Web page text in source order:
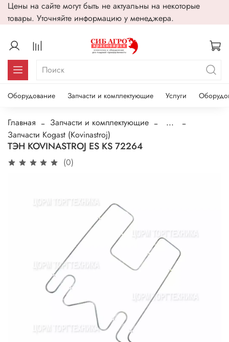
Цены на сайте могут быть не актуальны на некоторые
товары. Уточняйте информацию у менеджера.
Оборудование Запчасти и комплектующие Услуги
Главная Запчасти и комплектующие
...
Запчасти Kogast (Kovinastroj)
ТЭН KOVINASTROJ ES KS 72264
(0)